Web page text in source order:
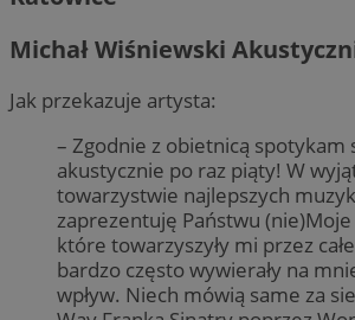
Michał Wiśniewski
Jak przekazuje artysta:
– Zgodnie z obietnicą spotykam
akustycznie po raz piąty! W
towarzystwie najlepszych
zaprezentuję Państwu
które towarzyszyły mi przez
bardzo często wywierały na
wpływ. Niech mówią same za